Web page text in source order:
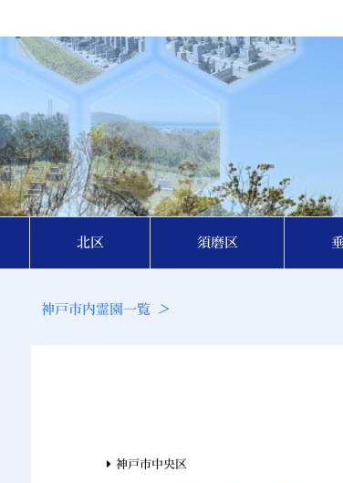
北区 須磨区
神戸市内霊園一覧 >
神戸市中央区